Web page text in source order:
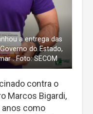
a entrega das
do Estado,
. Foto: SECOM
contra o
Marcos Bigardi,
anos como